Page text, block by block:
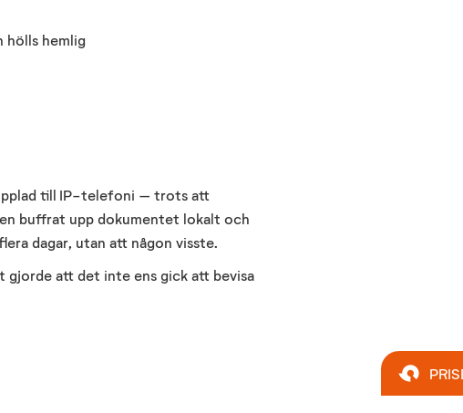
hölls hemlig
till IP-telefoni – trots att
buffrat upp dokumentet lokalt och
dagar, utan att någon visste.
gjorde att det inte ens gick att bevisa